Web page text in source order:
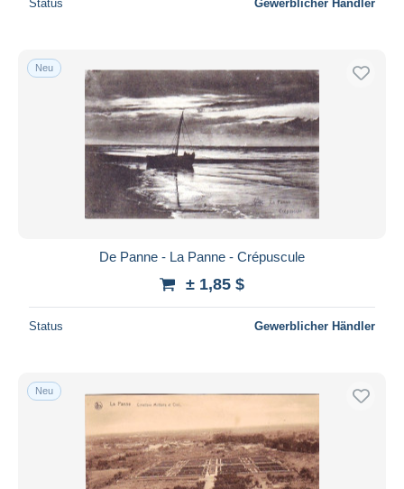
Status Gewerblicher Händler
Neu
De Panne - La Panne - Crépuscule
± 1,85 $
Status Gewerblicher Händler
Neu